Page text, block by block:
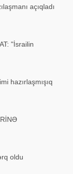
açıqladı
"İsrailin
hazırlaşmışıq
oldu